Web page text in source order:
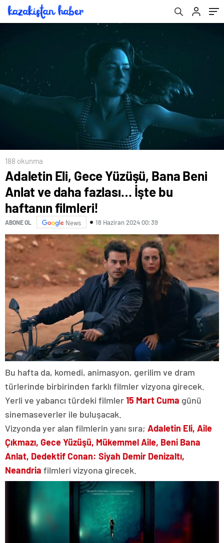
188 okunma
Adaletin Eli, Gece Yüzüşü, Bana Beni
Anlat ve daha fazlası… İşte bu
haftanın filmleri!
ABONE OL News 18 Haziran 2024 00:39
Bu hafta da, komedi, animasyon, gerilim ve dram
türlerinde birbirinden farklı filmler vizyona girecek.
Yerli ve yabancı türdeki filmler15 Mart Cuma günü
sinemaseverler ile buluşacak.
Vizyonda yer alan filmlerin yanı sıra; Adaletin Eli, Aile
Çıkmazı, Gece Yüzüşü, Mükemmel Aile, Beni Bana
Anlat, Dedektif Conan: Siyah Demir Denizaltı,
Neandria filmleri vizyona girecek.